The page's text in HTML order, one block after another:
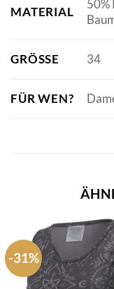
MATERIAL
50%
GRÖSSE 34
FÜR WEN?
-31%